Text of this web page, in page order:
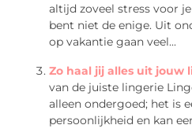
altijd zoveel stress voor
bent niet de enige. Uit
op vakantie gaan veel...
Zo haal jij alles uit jouw
van de juiste lingerie
alleen ondergoed; het is
persoonlijkheid en kan